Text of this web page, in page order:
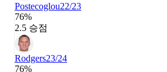
Postecoglou22/23
76%
2.5 승점
Rodgers23/24
76%